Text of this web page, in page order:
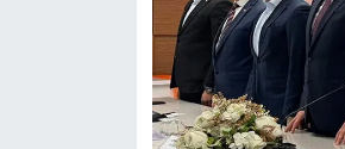
Resmi Reklam